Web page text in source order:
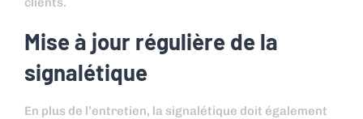
Mise à jour régulière de la
signalétique
En plus de l’entretien, la signalétique doit également